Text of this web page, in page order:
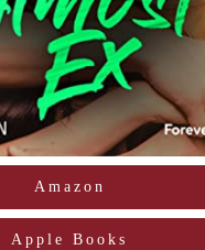
Amazon
Apple Books